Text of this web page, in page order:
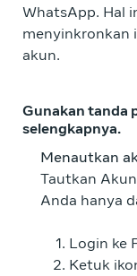
WhatsApp. Hal
menyinkronkan
akun.
Gunakan tanda
selengkapnya.
Menautkan
Tautkan
Anda hanya
Login ke
Ketuk